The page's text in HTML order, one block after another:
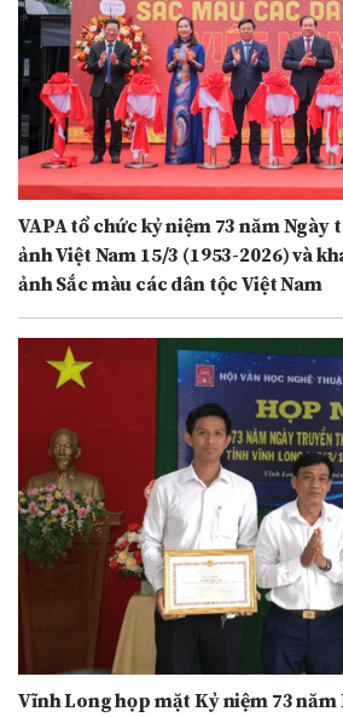
VAPA tổ chức kỷ niệm 73 năm
ảnh Việt Nam 15/3 (1953-2026) và
ảnh Sắc màu các dân tộc Việt Nam
Vĩnh Long họp mặt Kỷ niệm 73